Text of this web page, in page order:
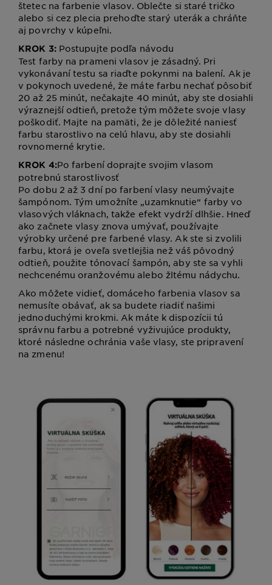
štetec na farbenie vlasov. Oblečte si staré tričko
alebo si cez plecia prehoďte starý uterák a chráňte
aj povrchy v kúpeľni.
KROK 3: Postupujte podľa návodu
Test farby na prameni vlasov je zásadný. Pri
vykonávaní testu sa riaďte pokynmi na balení. Ak je
v pokynoch uvedené, že máte farbu nechať pôsobiť
20 až 25 minút, nečakajte 40 minút, aby ste dosiahli
výraznejší odtieň, pretože tým môžete svoje vlasy
poškodiť. Majte na pamäti, že je dôležité naniesť
farbu starostlivo na celú hlavu, aby ste dosiahli
rovnomerné krytie.
KROK 4:Po farbení doprajte svojim vlasom
potrebnú starostlivosť
Po dobu 2 až 3 dní po farbení vlasy neumývajte
šampónom. Tým umožníte „uzamknutie“ farby vo
vlasových vláknach, takže efekt vydrží dlhšie. Hneď
ako začnete vlasy znova umývať, používajte
výrobky určené pre farbené vlasy. Ak ste si zvolili
farbu, ktorá je oveľa svetlejšia než váš pôvodný
odtieň, použite tónovací šampón, aby ste sa vyhli
nechcenému oranžovému alebo žltému nádychu.
Ako môžete vidieť, domáceho farbenia vlasov sa
nemusíte obávať, ak sa budete riadiť našimi
jednoduchými krokmi. Ak máte k dispozícii tú
správnu farbu a potrebné vyživujúce produkty,
ktoré následne ochránia vaše vlasy, ste pripravení
na zmenu!